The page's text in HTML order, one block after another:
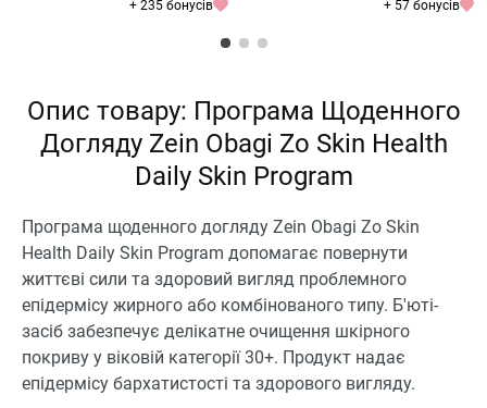
+ 235 бонусів + 57 бонусів
Опис товару: Програма Щоденного
Догляду Zein Obagi Zo Skin Health
Daily Skin Program
Програма щоденного догляду Zein Obagi Zo Skin
Health Daily Skin Program допомагає повернути
життєві сили та здоровий вигляд проблемного
епідермісу жирного або комбінованого типу. Б'юті-
засіб забезпечує делікатне очищення шкірного
покриву у віковій категорії 30+. Продукт надає
епідермісу бархатистості та здорового вигляду.